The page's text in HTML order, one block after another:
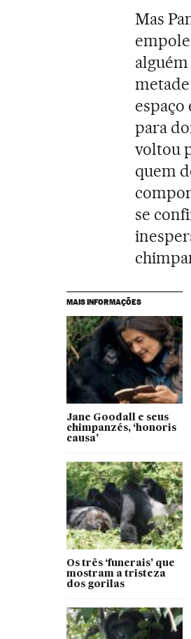
Mas
para
voltou
quem
se
MAIS INFORMAÇÕES
Jane Goodall e seus
chimpanzés, ‘honoris
causa’
Os três ‘funerais’ que
mostram a tristeza
dos gorilas